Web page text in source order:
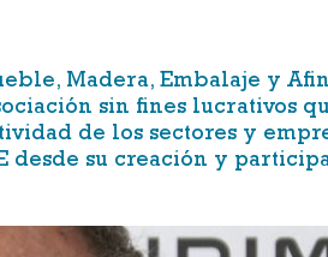
Madera, Embalaje y
sin fines lucrativos
de los sectores y
desde su creación y